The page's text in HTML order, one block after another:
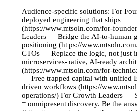
Audience-specific solutions: For
deployed engineering that ships
(https://www.mtsoln.com/for-
Leaders — Bridge the AI-to-human
positioning (https://
CTOs — Replace the logic, not just
microservices-native, AI-ready
(https://www.mtsoln.com/for-
— Free trapped capital with unified
driven workflows (https://
operations/) For Growth Leaders —
= omnipresent discovery. Be the